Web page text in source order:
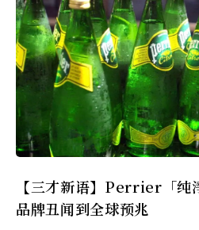
【三才新语】Perrier「纯
品牌丑闻到全球预兆